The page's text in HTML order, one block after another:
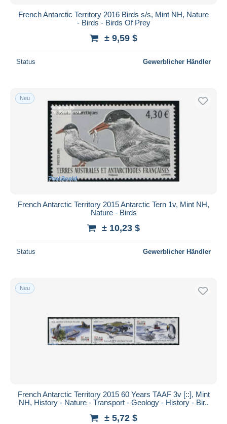
French Antarctic Territory 2016 Birds s/s, Mint NH, Nature
- Birds - Birds Of Prey
± 9,59 $
Status Gewerblicher Händler
Neu
French Antarctic Territory 2015 Antarctic Tern 1v, Mint NH,
Nature - Birds
± 10,23 $
Status Gewerblicher Händler
Neu
French Antarctic Territory 2015 60 Years TAAF 3v [::], Mint
NH, History - Nature - Transport - Geology - History - Bir..
± 5,72 $